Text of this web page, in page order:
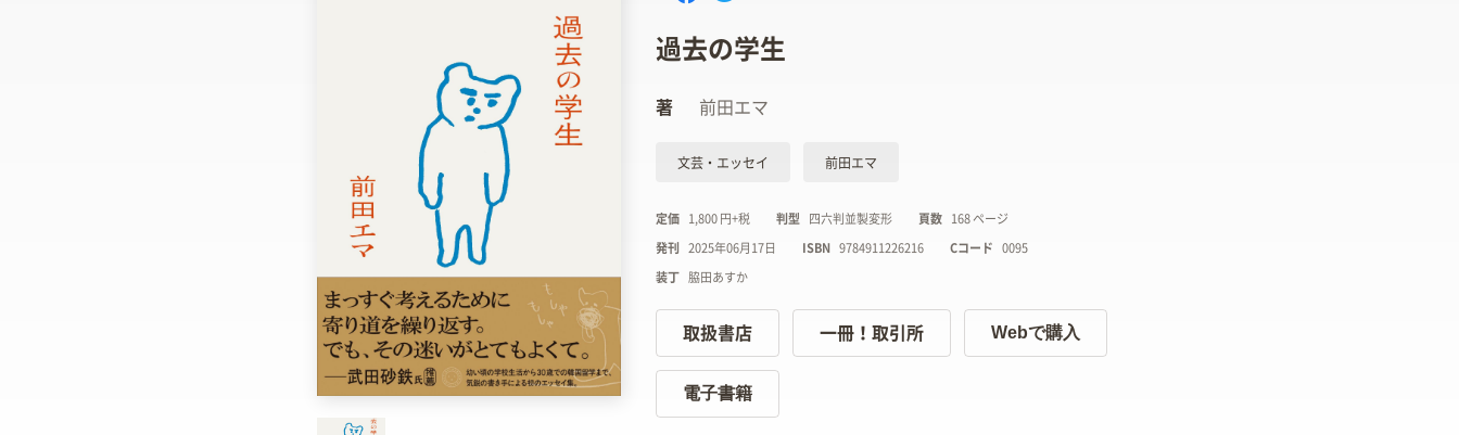
過去の学生
著 前田エマ
文芸・エッセイ 前田エマ
定価 1,800 円+税 判型 四六判並製変形 頁数 168 ページ
発刊 2025年06月17日 ISBN 9784911226216 Cコード 0095
装丁 脇田あすか
取扱書店 一冊！取引所 Webで購入
電子書籍